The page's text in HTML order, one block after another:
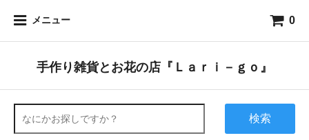
メニュー 0
手作り雑貨とお花の店『Ｌａｒｉ－ｇｏ』
検索